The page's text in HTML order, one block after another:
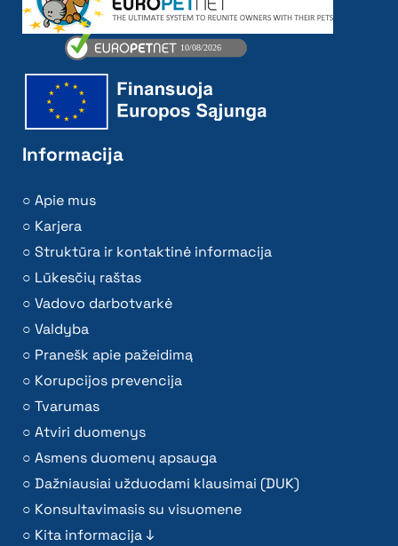
Informacija
Apie mus
Karjera
Struktūra ir kontaktinė informacija
Lūkesčių raštas
Vadovo darbotvarkė
Valdyba
Pranešk apie pažeidimą
Korupcijos prevencija
Tvarumas
Atviri duomenys
Asmens duomenų apsauga
Dažniausiai užduodami klausimai (DUK)
Konsultavimasis su visuomene
Kita informacija ↓